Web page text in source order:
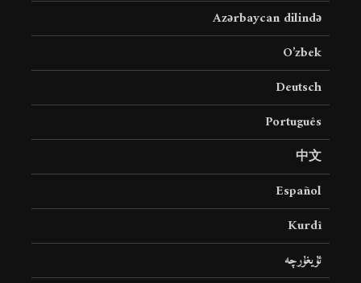
Azərbaycan dilində
O’zbek
Deutsch
Português
中文
Español
Kurdî
ئۇيغۇرچە